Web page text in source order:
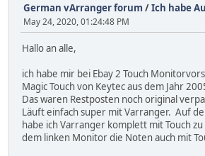
German vArranger forum /Ich habe
May 24, 2020, 01:24:48 PM
Hallo an alle,
ich habe mir bei Ebay 2 Touch
Magic Touch von Keytec aus dem Jahr
Das waren Restposten noch original
Läuft einfach super mit Varranger. Auf
habe ich Varranger komplett mit Touch
dem linken Monitor die Noten auch mit